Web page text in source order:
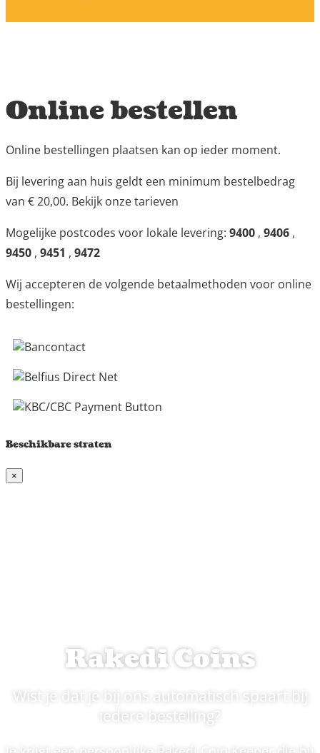
Online bestellen
Online bestellingen plaatsen kan op ieder moment.
Bij levering aan huis geldt een minimum bestelbedrag
van € 20,00. Bekijk onze tarieven
Mogelijke postcodes voor lokale levering: 9400 , 9406 ,
9450 , 9451 , 9472
Wij accepteren de volgende betaalmethoden voor online
bestellingen:
Beschikbare straten
×
Rakedi Coins
Wist je dat je bij ons automatisch spaart bij
iedere bestelling?